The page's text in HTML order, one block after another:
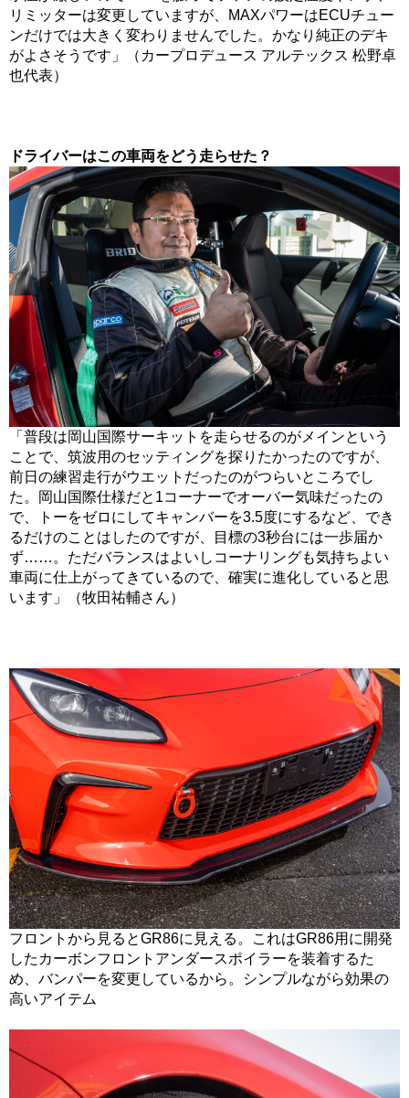
リミッターは変更していますが、MAXパワーはECUチュー
ンだけでは大きく変わりませんでした。かなり純正のデキ
がよさそうです」（カープロデュース アルテックス 松野卓
也代表）
ドライバーはこの車両をどう走らせた？
「普段は岡山国際サーキットを走らせるのがメインという
ことで、筑波用のセッティングを探りたかったのですが、
前日の練習走行がウエットだったのがつらいところでし
た。岡山国際仕様だと1コーナーでオーバー気味だったの
で、トーをゼロにしてキャンバーを3.5度にするなど、でき
るだけのことはしたのですが、目標の3秒台には一歩届か
ず……。ただバランスはよいしコーナリングも気持ちよい
車両に仕上がってきているので、確実に進化していると思
います」（牧田祐輔さん）
フロントから見るとGR86に見える。これはGR86用に開発
したカーボンフロントアンダースポイラーを装着するた
め、バンパーを変更しているから。シンプルながら効果の
高いアイテム